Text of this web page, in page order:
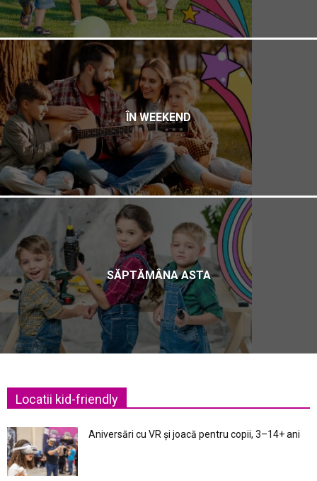
ÎN WEEKEND
SĂPTĂMÂNA ASTA
Locatii kid-friendly
Aniversări cu VR și joacă pentru copii, 3–14+ ani